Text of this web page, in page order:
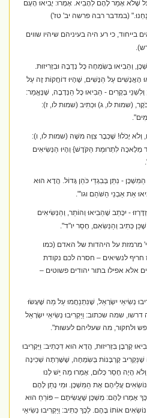
אָמַר לָהֶם לְהָבִיא. אָמְרוּ: יָבִיאוּ הָעָם
(במדבר רבה פרשה יב' טז')
כי רע היה בעיניהם שיהיו שווים
בְּשִׂמְחָה כָּל נְדָבָה וּבִזְרִיזוּת.
עַל הַנָּשִׁים, שֶׁהָיוּ דוֹחֲקוֹת זֶה עַל
בְּקָרִים - הֵבִיאוּ כָּל הַנְּדָבָה, שֶׁנֶּאֱמַר:
(שמות לו, ג) וּכְתִיב (שמות לו, ז):
יָכֹלוּ! שֶׁכְּבָר צִוָּה משֶׁה (שמות לו, ו):
מְלָאכָה לִתְרוּמַת הַקֹּדֶשׁ} וְהָיוּ הַנְּשִׂיאִים
- נִתֵּן בְּבִגְדֵי כֹּהֵן גָּדוֹל. הֲדָא הוּא
אֵת אַבְנֵי הַשֹּׁהַם וגו'".
- יִכָּתֵב שֶׁהֵבִיאוּ וְהוֹתֵר, וְהַנְּשִׂיאִים
וְהַנְּשִׂאִם, חָסֵר יו"ד".
על היהדות של האדם (כמו
לנשיאים – חסרה לכם נקודת
אפילו בתור יהודים פשוטים –
נְשִׂיאֵי יִשְׂרָאֵל, שֶׁנִּתְנַחֲמוּ עַל מַה שֶּׁעָשׂוּ
שמה שכתוב: וַיַּקְרִיבוּ נְשִׂיאֵי יִשְׂרָאֵל
ולחקור, מה שעליהם לעשות".
קָרְבָּן בִּזְרִיזוּת, הֲדָא הוּא דִכְתִיב: וַיַּקְרִיבוּ
קָרְבָּנוֹת בְּשִׂמְחָה, שֶׁשָּׁרְתָה שְׁכִינָה
הָיָה חָסֵר כְּלוּם, אָמְרוּ מַה יֵּשׁ לָנוּ
עֲלֵיהֶם אֶת הַמִּשְׁכָּן. וּמִי נָתַן לָהֶם
לָהֶם: מִשְׁכָּן שֶׁעֲשִׂיתֶם – פּוֹרֵחַ הוּא
אוֹתוֹ בָּהֶם. לְכָךְ כְּתִיב: וַיַּקְרִיבוּ נְשִׂיאֵי